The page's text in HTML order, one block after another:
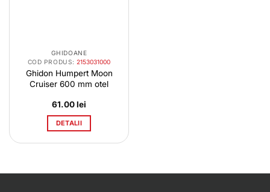
GHIDOANE
COD PRODUS:2153031000
Ghidon Humpert Moon
Cruiser 600 mm otel
61.00lei
DETALII